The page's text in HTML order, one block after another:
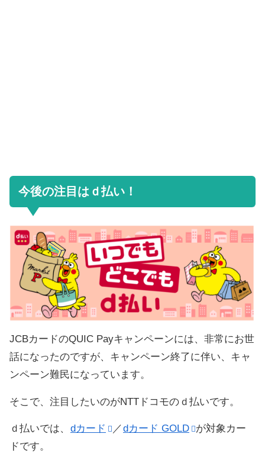
今後の注目はｄ払い！
JCBカードのQUIC Payキャンペーンには、非常にお世
話になったのですが、キャンペーン終了に伴い、キャ
ンペーン難民になっています。
そこで、注目したいのがNTTドコモのｄ払いです。
ｄ払いでは、 dカード ／dカード GOLD
が対象カー
ドです。